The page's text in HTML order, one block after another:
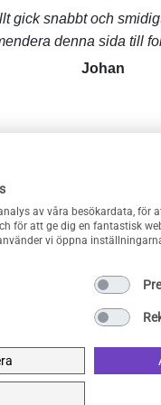
gick snabbt och
denna sida till
Johan
av våra besökardata, för
för att ge dig en fantastisk
vi öppna